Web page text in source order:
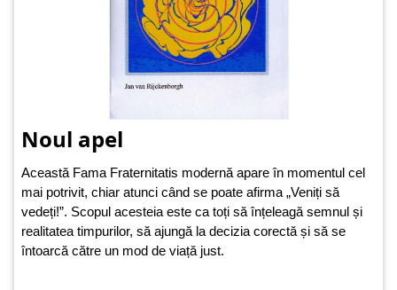
Noul apel
Această Fama Fraternitatis modernă apare în momentul cel
mai potrivit, chiar atunci când se poate afirma „Veniți să
vedeți!”. Scopul acesteia este ca toți să înțeleagă semnul și
realitatea timpurilor, să ajungă la decizia corectă și să se
întoarcă către un mod de viață just.